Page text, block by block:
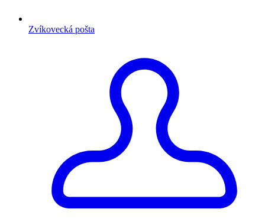
Zvíkovecká pošta